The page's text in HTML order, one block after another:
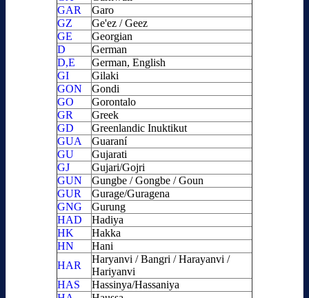
GAR
Garo
GZ
Ge'ez / Geez
GE
Georgian
D
German
D,E
German, English
GI
Gilaki
GON
Gondi
GO
Gorontalo
GR
Greek
GD
Greenlandic Inuktikut
GUA
Guaraní
GU
Gujarati
GJ
Gujari/Gojri
GUN
Gungbe / Gongbe / Goun
GUR
Gurage/Guragena
GNG
Gurung
HAD
Hadiya
HK
Hakka
HN
Hani
HAR
Haryanvi / Bangri / Harayanvi /
Hariyanvi
HAS
Hassinya/Hassaniya